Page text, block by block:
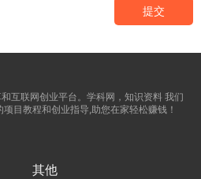
提交
互联网创业平台。学科网，知识资料 我们
目教程和创业指导,助您在家轻松赚钱！
其他